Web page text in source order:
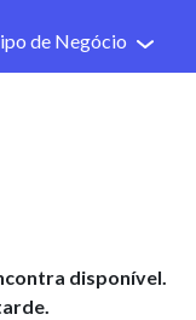
de Negócio
disponível.